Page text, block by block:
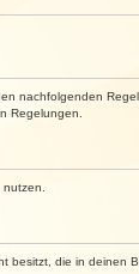
nachfolgenden
Regelungen.
besitzt, die in deinen